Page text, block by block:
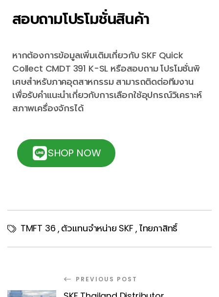
สอบถามโปรโมชั่นสินค้า
หากต้องการข้อมูลเพิ่มเติมเกี่ยวกับ SKF Quick
Collect CMDT 391 K-SL หรือสอบถาม โปรโมชั่นพิ
เศษสำหรับภาคอุตสาหกรรม สามารถติดต่อทีมงาน
เพื่อรับคำแนะนำเกี่ยวกับการเลือกใช้อุปกรณ์วิเคราะห์
สภาพเครื่องจักรได้
SHOP NOW
TMFT 36 , ตัวแทนจำหน่าย SKF, ไทยภาสิทธิ์
PREVIOUS POST